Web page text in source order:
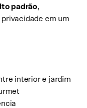
padrão,
em um
interior e jardim